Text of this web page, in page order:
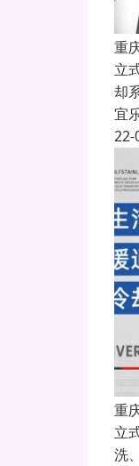
重
立
却
宜
22-
重
立
洗